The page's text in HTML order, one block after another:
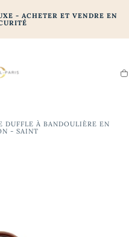
- ACHETER ET VENDRE EN
DUFFLE À BANDOULIÈRE EN
- SAINT